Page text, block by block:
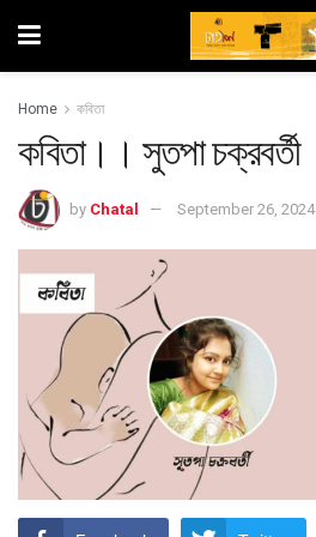
Home কবিতা
কবিতা।। সুতপা চক্রবর্তী
by Chatal September 26, 2024